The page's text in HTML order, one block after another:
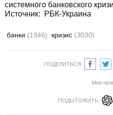
системного банковского
Источник: РБК-Украина
банки (1946) кризис (3030)
ПОДЕЛИТЬСЯ:
Мне
ПОДЫТОЖИТЬ: